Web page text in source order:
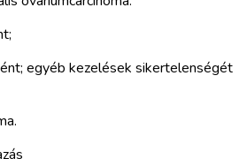
egyéb kezelések sikertelenségét